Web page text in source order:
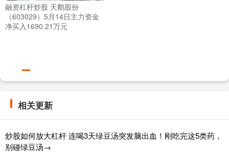
融资杠杆炒股 天鹅股份
（603029）5月14日主力资金
净买入1690.21万元
相关更新
炒股如何放大杠杆 连喝3天绿豆汤突发脑出血！刚吃完这5类药，
别碰绿豆汤→